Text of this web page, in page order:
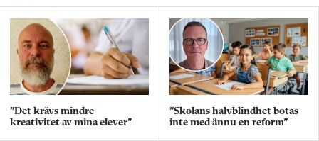
”Det krävs mindre
kreativitet av mina elever”
”Skolans halvblindhet botas
inte med ännu en reform”